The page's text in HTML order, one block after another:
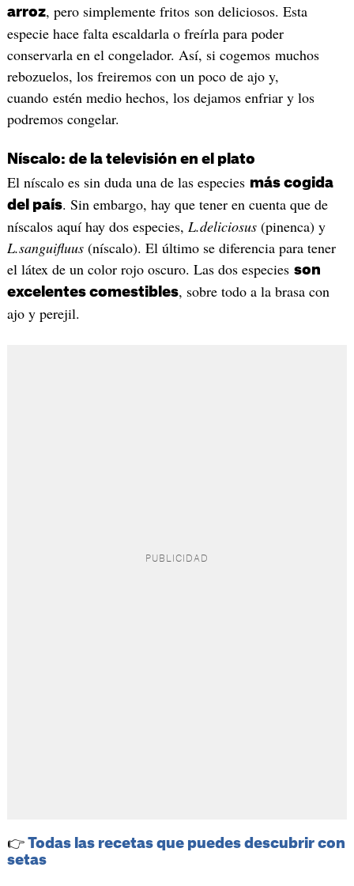
arroz, pero simplemente fritos son deliciosos. Esta
especie hace falta escaldarla o freírla para poder
conservarla en el congelador. Así, si cogemos muchos
rebozuelos, los freiremos con un poco de ajo y,
cuando estén medio hechos, los dejamos enfriar y los
podremos congelar.
Níscalo: de la televisión en el plato
El níscalo es sin duda una de las especies más cogida
del país. Sin embargo, hay que tener en cuenta que de
níscalos aquí hay dos especies, L.deliciosus(pinenca) y
L.sanguifluus(níscalo). El último se diferencia para tener
el látex de un color rojo oscuro. Las dos especies son
excelentes comestibles, sobre todo a la brasa con
ajo y perejil.
👉 Todas las recetas que puedes descubrir con
setas